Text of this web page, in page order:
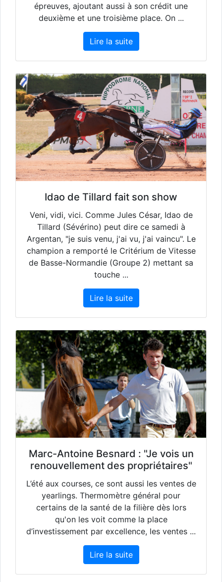
épreuves, ajoutant aussi à son crédit une
deuxième et une troisième place. On ...
Lire la suite
Idao de Tillard fait son show
Veni, vidi, vici. Comme Jules César, Idao de
Tillard (Sévérino) peut dire ce samedi à
Argentan, "je suis venu, j'ai vu, j'ai vaincu". Le
champion a remporté le Critérium de Vitesse
de Basse-Normandie (Groupe 2) mettant sa
touche ...
Lire la suite
Marc-Antoine Besnard : "Je vois un
renouvellement des propriétaires"
L’été aux courses, ce sont aussi les ventes de
yearlings. Thermomètre général pour
certains de la santé de la filière dès lors
qu'on les voit comme la place
d’investissement par excellence, les ventes ...
Lire la suite